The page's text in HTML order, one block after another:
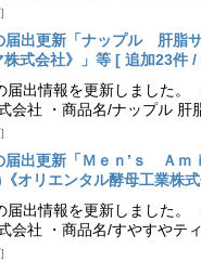
出更新「ナップル 肝脂
式会社》」等 [ 追加23件
届出情報を更新しました。
会社 ・商品名/ナップル
出更新「Ｍｅｎ’ｓ Ａｍ
オリエンタル酵母工業株
出情報を更新しました。
会社 ・商品名/すやすやテ